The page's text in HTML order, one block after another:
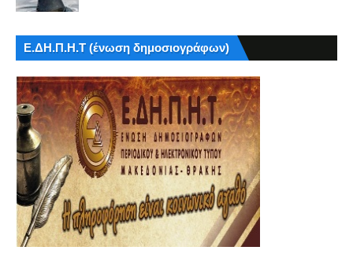
Ε.ΔΗ.Π.Η.Τ (ένωση δημοσιογράφων)